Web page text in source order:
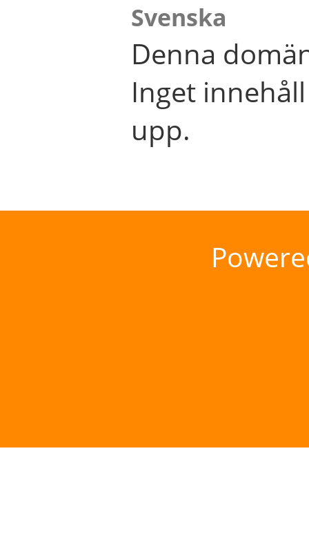
Svenska
Denna
Inget
upp.